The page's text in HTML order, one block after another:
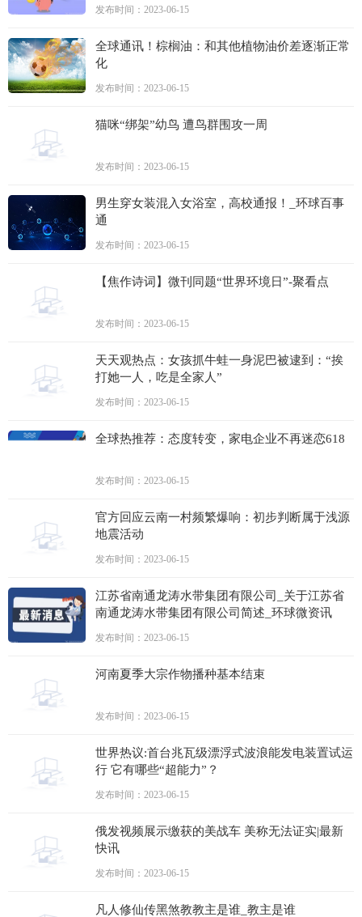
发布时间：2023-06-15
全球通讯！棕榈油：和其他植物油价差逐渐正常
化
发布时间：2023-06-15
猫咪“绑架”幼鸟 遭鸟群围攻一周
发布时间：2023-06-15
男生穿女装混入女浴室，高校通报！_环球百事
通
发布时间：2023-06-15
【焦作诗词】微刊同题“世界环境日”-聚看点
发布时间：2023-06-15
天天观热点：女孩抓牛蛙一身泥巴被逮到：“挨
打她一人，吃是全家人”
发布时间：2023-06-15
全球热推荐：态度转变，家电企业不再迷恋618
发布时间：2023-06-15
官方回应云南一村频繁爆响：初步判断属于浅源
地震活动
发布时间：2023-06-15
江苏省南通龙涛水带集团有限公司_关于江苏省
南通龙涛水带集团有限公司简述_环球微资讯
发布时间：2023-06-15
河南夏季大宗作物播种基本结束
发布时间：2023-06-15
世界热议:首台兆瓦级漂浮式波浪能发电装置试运
行 它有哪些“超能力”？
发布时间：2023-06-15
俄发视频展示缴获的美战车 美称无法证实|最新
快讯
发布时间：2023-06-15
凡人修仙传黑煞教教主是谁_教主是谁